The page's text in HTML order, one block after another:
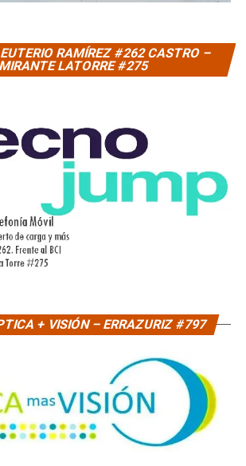
RAMÍREZ #262 CASTRO –
LATORRE #275
+ VISIÓN – ERRAZURIZ #797